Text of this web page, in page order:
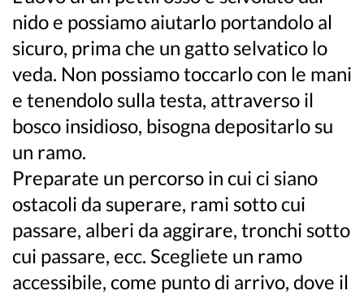
nido e possiamo aiutarlo portandolo al
sicuro, prima che un gatto selvatico lo
veda. Non possiamo toccarlo con le mani
e tenendolo sulla testa, attraverso il
bosco insidioso, bisogna depositarlo su
un ramo.
Preparate un percorso in cui ci siano
ostacoli da superare, rami sotto cui
passare, alberi da aggirare, tronchi sotto
cui passare, ecc. Scegliete un ramo
accessibile, come punto di arrivo, dove il